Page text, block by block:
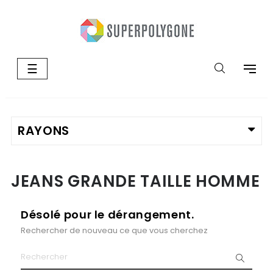
Basculer
la
☰
JEANS GRANDE TAILLE HOMME
Désolé pour le dérangement.
Rechercher de nouveau ce que vous cherchez